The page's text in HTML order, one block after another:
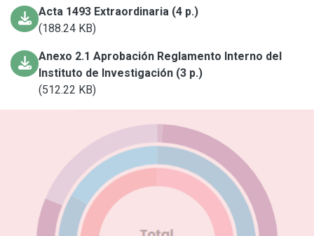
Acta 1493 Extraordinaria (4 p.)
(188.24 KB)
Anexo 2.1 Aprobación Reglamento Interno del
Instituto de Investigación (3 p.)
(512.22 KB)